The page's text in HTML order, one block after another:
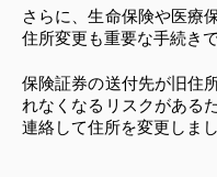
さらに、生命保険や医療
住所変更も重要な手続きで
保険証券の送付先が旧住
れなくなるリスクがある
連絡して住所を変更しまし